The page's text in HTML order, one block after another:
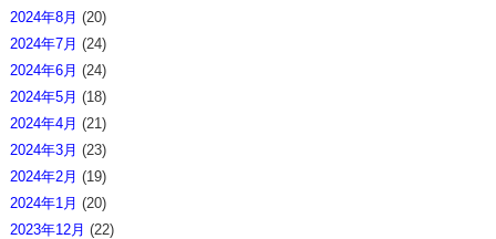
2024年8月 (20)
2024年7月 (24)
2024年6月 (24)
2024年5月 (18)
2024年4月 (21)
2024年3月 (23)
2024年2月 (19)
2024年1月 (20)
2023年12月 (22)